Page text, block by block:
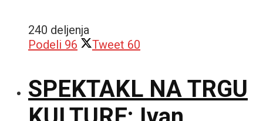
240 deljenja
Podeli 96 Tweet 60
SPEKTAKL NA TRGU